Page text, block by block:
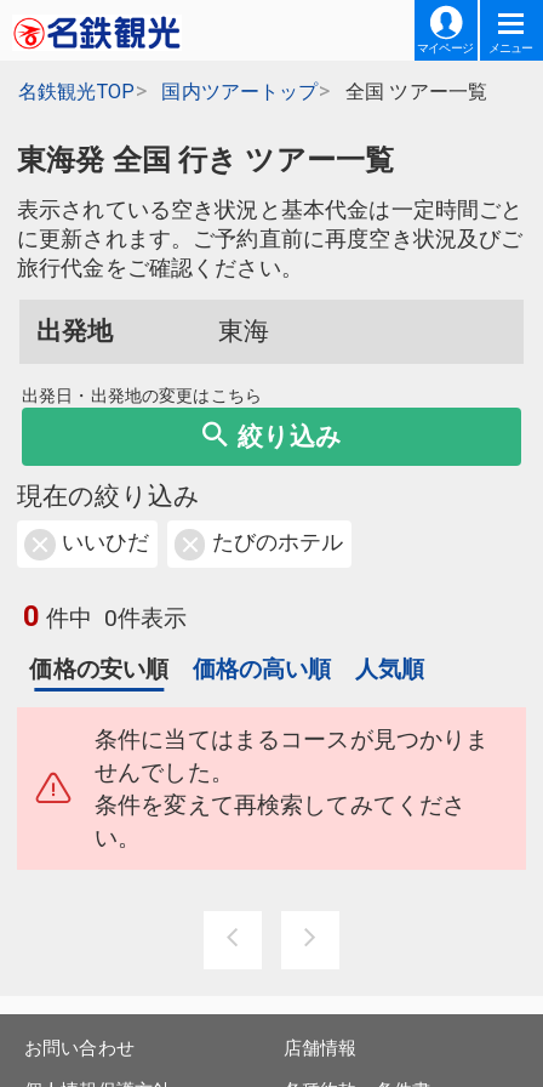
マイページ メニュー
名鉄観光TOP 国内ツアートップ 全国 ツアー一覧
東海発 全国 行き ツアー一覧
表示されている空き状況と基本代金は一定時間ごと
に更新されます。ご予約直前に再度空き状況及びご
旅行代金をご確認ください。
出発地 東海
出発日・出発地の変更はこちら
絞り込み
現在の絞り込み
いいひだ たびのホテル
0 件中 0件表示
価格の安い順
価格の高い順 人気順
条件に当てはまるコースが見つかりま
せんでした。
条件を変えて再検索してみてくださ
い。
お問い合わせ 店舗情報